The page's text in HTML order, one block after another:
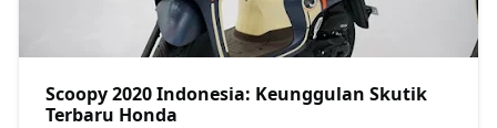
Scoopy 2020 Indonesia: Keunggulan Skutik
Terbaru Honda